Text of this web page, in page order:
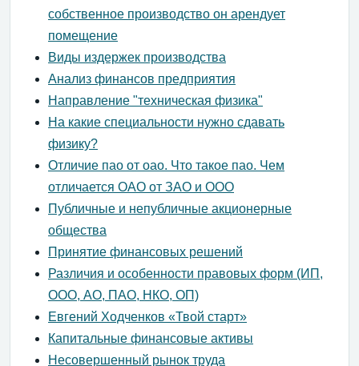
собственное производство он арендует
помещение
Виды издержек производства
Анализ финансов предприятия
Направление "техническая физика"
На какие специальности нужно сдавать
физику?
Отличие пао от оао. Что такое пао. Чем
отличается ОАО от ЗАО и ООО
Публичные и непубличные акционерные
общества
Принятие финансовых решений
Различия и особенности правовых форм (ИП,
ООО, АО, ПАО, НКО, ОП)
Евгений Ходченков «Твой старт»
Капитальные финансовые активы
Несовершенный рынок труда